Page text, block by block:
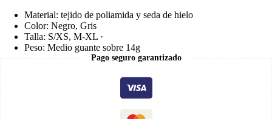
Material: tejido de poliamida y seda de hielo
Color: Negro, Gris
Talla: S/XS, M-XL ·
Peso: Medio guante sobre 14g
Pago seguro garantizado